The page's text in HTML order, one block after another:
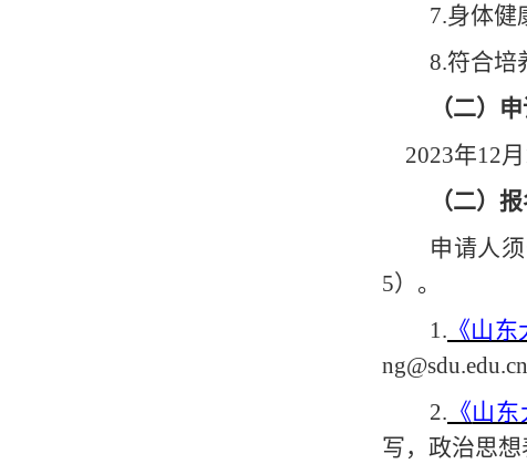
7.身体健
8.符合培
（二）
2023年12月
（二）
申请人须
5） 。
1. 《山
ng@sdu.edu.cn
2. 《山东
写，政治思想